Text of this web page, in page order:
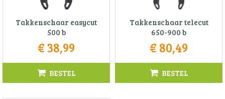
Takkenschaar easycut
500 b
€38,99
BESTEL
Takkenschaar telecut
650-900 b
€ 80,49
BESTEL